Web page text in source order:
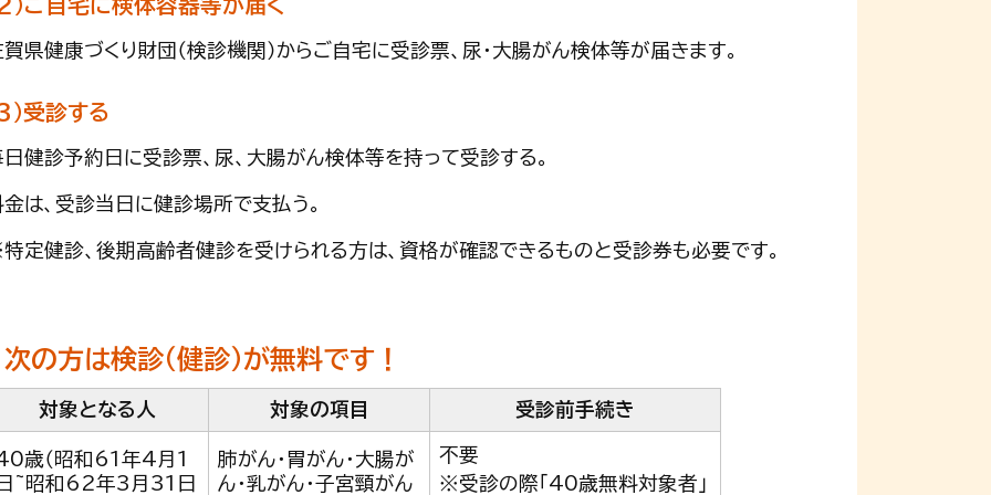
2）ご自宅に検体容器等が届く
県健康づくり財団（検診機関）からご自宅に受診票、尿・大腸がん検体等が届きます。
）受診する
日健診予約日に受診票、尿、大腸がん検体等を持って受診する。
は、受診当日に健診場所で支払う。
定健診、後期高齢者健診を受けられる方は、資格が確認できるものと受診券も必要です。
次の方は検診（健診）が無料です！
対象となる人 対象の項目 受診前手続き
歳（昭和61年4月1
~昭和62年3月31日
肺がん・胃がん・大腸が
ん・乳がん・子宮頸がん
不要
※受診の際「40歳無料対象者」